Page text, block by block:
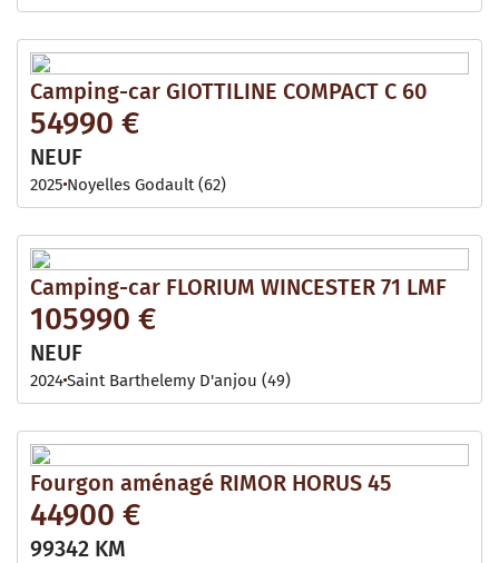
Camping-car GIOTTILINE COMPACT C 60
54990 €
NEUF
2025 Noyelles Godault (62)
Camping-car FLORIUM WINCESTER 71 LMF
105990 €
NEUF
2024Saint Barthelemy D'anjou (49)
Fourgon aménagé RIMOR HORUS 45
44900 €
99342 KM